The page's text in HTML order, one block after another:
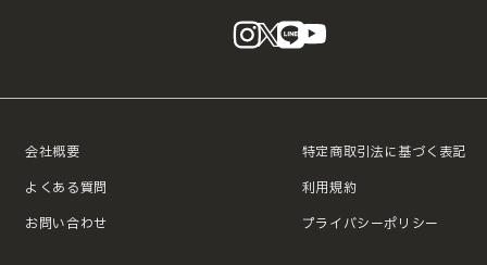
instagram
X LINE
会社概要
よくある質問
お問い合わせ
特定商取引法に基づく表記
利用規約
プライバシーポリシー